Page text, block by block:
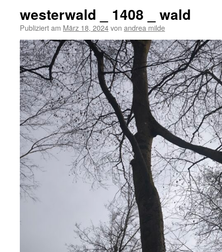
westerwald _ 1408 _ wald
Publiziert am März 18, 2024von andrea milde